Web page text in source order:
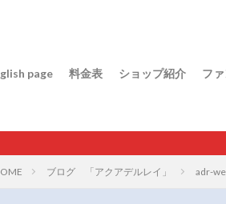
page 料金表 ショップ紹介 フ
ブログ 「アクアデルレイ」 adr-